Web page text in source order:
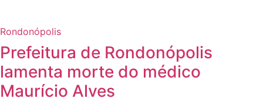
Rondonópolis
Prefeitura de Rondonópolis
lamenta morte do médico
Maurício Alves